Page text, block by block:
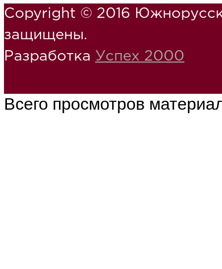
Copyright © 2016
защищены.
Разработка Успех 2000
Всего просмотров